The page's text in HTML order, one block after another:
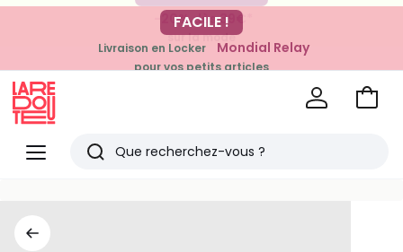
-20% dès 39€*
sur la mode
FACILE !
Livraison en Locker Mondial Relay
pour vos petits articles
Menu
Redoute
Rechercher
Voir